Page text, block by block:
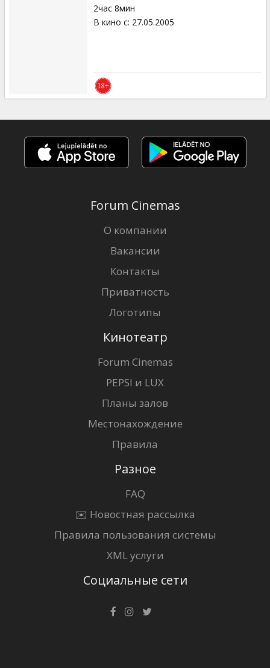
2час 8мин
В кино с: 27.05.2005
Forum Cinemas
О компании
Вакансии
Контакты
Приватность
Логотипы
Кинотеатр
Forum Cinemas
PEPSI и LUX
Планы залов
Местонахождение
Правила
Разное
FAQ
✉️ Новостная рассылка
Правила пользования системы
XML услуги
Социальные сети